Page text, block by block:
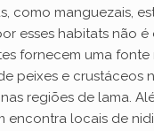
como manguezais,
esses habitats não
fornecem uma fonte
peixes e crustáceos
regiões de lama.
encontra locais de